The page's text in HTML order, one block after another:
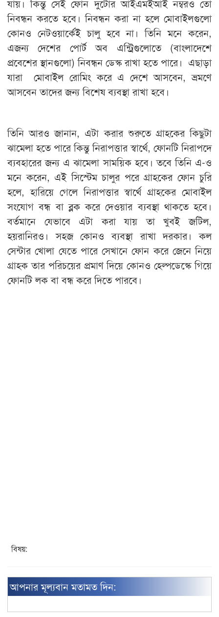
যায়। কিন্তু সেই ফোন দুটোর আইএমইআই নম্বরও তো
নিবন্ধন করতে হবে। নিবন্ধন করা না হলে মোবাইলগুলো
কোনও নেটওয়ার্কেই চালু হবে না। তিনি মনে করেন,
এজন্য দেশের পোর্ট অব এন্ট্রিগুলোতে (বাংলাদেশে
প্রবেশের স্থানগুলো) নিবন্ধন ডেস্ক রাখা হতে পারে। এছাড়া
যারা মোবাইল রোমিং করে এ দেশে আসবেন, ভ্রমণে
আসবেন তাদের জন্য বিশেষ ব্যবস্থা রাখা হবে।
তিনি আরও জানান, এটা করার শুরুতে গ্রাহকের কিছুটা
ঝামেলা হতে পারে কিন্তু নিরাপত্তার স্বার্থে, ফোনটি নিরাপদে
ব্যবহারের জন্য এ ঝামেলা সাময়িক হবে। তবে তিনি এ-ও
মনে করেন, এই সিস্টেম চালুর পরে গ্রাহকের ফোন চুরি
হলে, হারিয়ে গেলে নিরাপত্তার স্বার্থে গ্রাহকের মোবাইল
সংযোগ বন্ধ বা ব্লক করে দেওয়ার ব্যবস্থা থাকতে হবে।
বর্তমানে যেভাবে এটা করা যায় তা খুবই জটিল,
হয়রানিরও। সহজ কোনও ব্যবস্থা রাখা দরকার। কল
সেন্টার খোলা যেতে পারে সেখানে ফোন করে জেনে নিয়ে
গ্রাহক তার পরিচয়ের প্রমাণ দিয়ে কোনও হেল্পডেস্কে গিয়ে
ফোনটি লক বা বন্ধ করে দিতে পারবে।
বিষয়:
আপনার মূল্যবান মতামত দিন: